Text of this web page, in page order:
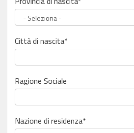
Città di nascita*
Ragione Sociale
Nazione di residenza*